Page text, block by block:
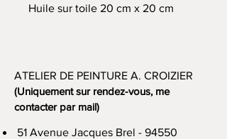
Huile sur toile 20 cm x 20 cm
ATELIER DE PEINTURE A. CROIZIER
(Uniquement sur rendez-vous, me
contacter par mail)
51 Avenue Jacques Brel - 94550